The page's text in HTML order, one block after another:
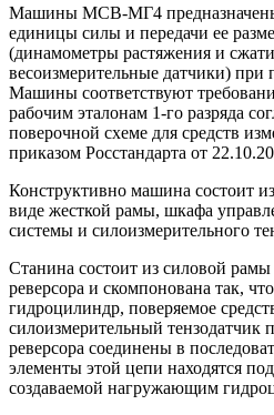
Машины МСВ-МГ4 предназначены
единицы силы и передачи ее
(динамометры растяжения и
весоизмерительные датчики) при
Машины соответствуют
рабочим эталонам 1-го разряда
поверочной схеме для средств
приказом Росстандарта от
Конструктивно машина состоит
виде жесткой рамы, шкафа
системы и силоизмерительного
Станина состоит из силовой
реверсора и скомпонована так,
гидроцилиндр, поверяемое
силоизмерительный тензодатчик
реверсора соединены в
элементы этой цепи находятся
создаваемой нагружающим